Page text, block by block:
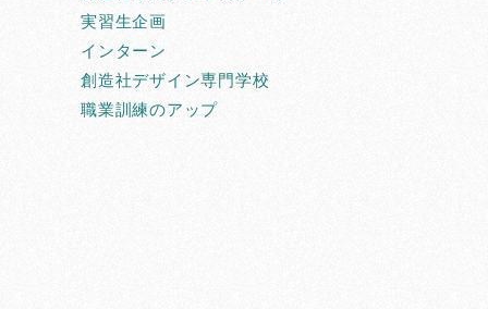
実習生企画
インターン
創造社デザイン専門学校
職業訓練のアップ